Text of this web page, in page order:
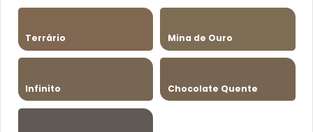
Terrário Mina de Ouro
Infinito Chocolate Quente